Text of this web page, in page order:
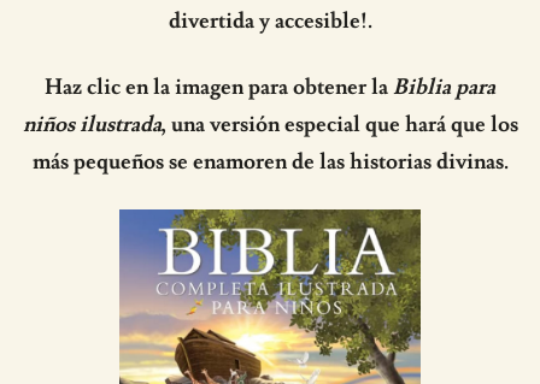
divertida y accesible!.
Haz clic en la imagen para obtener laBiblia para
niños ilustrada, una versión especial que hará que los
más pequeños se enamoren de las historias divinas.